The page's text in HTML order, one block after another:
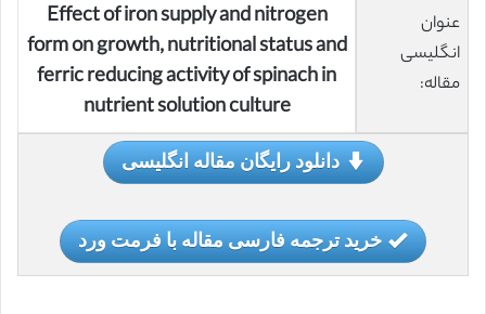
عنوان
انگلیسی
مقاله:
Effect of iron supply and nitrogen
form on growth, nutritional status and
ferric reducing activity of spinach in
nutrient solution culture
دانلود رایگان مقاله انگلیسی
خرید ترجمه فارسی مقاله با فرمت ورد